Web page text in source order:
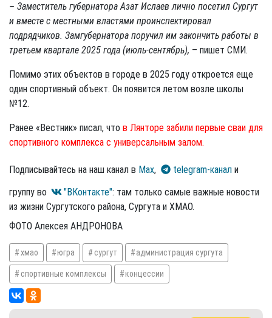
– Заместитель губернатора Азат Ислаев лично посетил Сургут
и вместе с местными властями проинспектировал
подрядчиков. Замгубернатора поручил им закончить работы в
третьем квартале 2025 года (июль-сентябрь), – пишет СМИ.
Помимо этих объектов в городе в 2025 году откроется еще
один спортивный объект. Он появится летом возле школы
№12.
Ранее «Вестник» писал, что в Лянторе забили первые сваи для
спортивного комплекса с универсальным залом.
Подписывайтесь на наш канал в Max, telegram-канал и
группу во
"ВКонтакте": там только самые важные новости
из жизни Сургутского района, Сургута и ХМАО.
ФОТО Алексея АНДРОНОВА
хмао югра сургут администрация сургута
спортивные комплексы концессии